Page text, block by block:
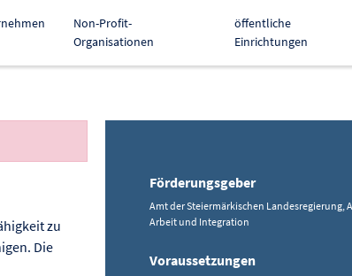
Non-Profit-
Organisationen
öffentliche
Einrichtungen
zur Förderung kopieren
zu
Die
Förderungsgeber
Amt der Steiermärkischen Landesregierung,
Arbeit und Integration
Voraussetzungen